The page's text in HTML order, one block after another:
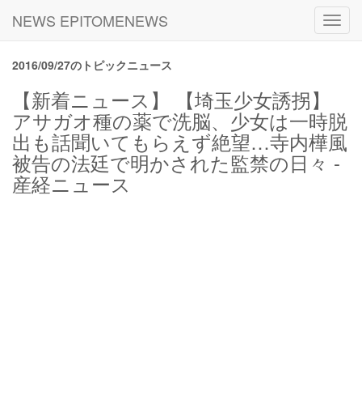
NEWS EPITOMENEWS
2016/09/27のトピックニュース
【新着ニュース】 【埼玉少女誘拐】
アサガオ種の薬で洗脳、少女は一時脱
出も話聞いてもらえず絶望…寺内樺風
被告の法廷で明かされた監禁の日々 -
産経ニュース